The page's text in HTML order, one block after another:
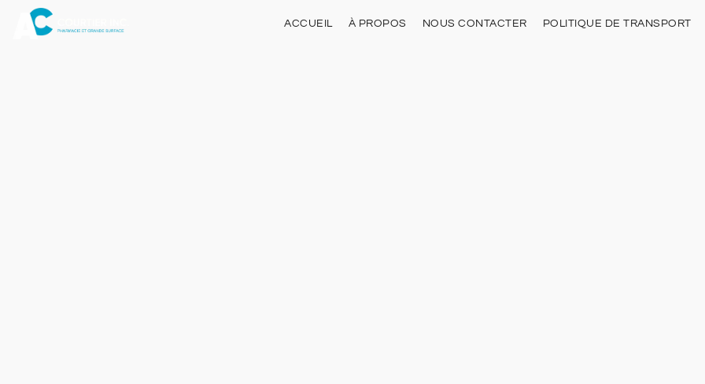
ACCUEIL À PROPOS NOUS CONTACTER POLITIQUE DE TRANSPORT